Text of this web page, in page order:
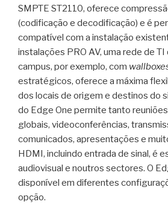
SMPTE ST2110, oferece
(codificação e decodificação) e é
compatível com a instalação
instalações PRO AV, uma rede de
campus, por exemplo, com
estratégicos, oferece a máxima
dos locais de origem e destinos do
do Edge One permite tanto
globais, videoconferências,
comunicados, apresentações e
HDMI, incluindo entrada de sinal, é
audiovisual e noutros sectores. O
disponível em diferentes
opção.